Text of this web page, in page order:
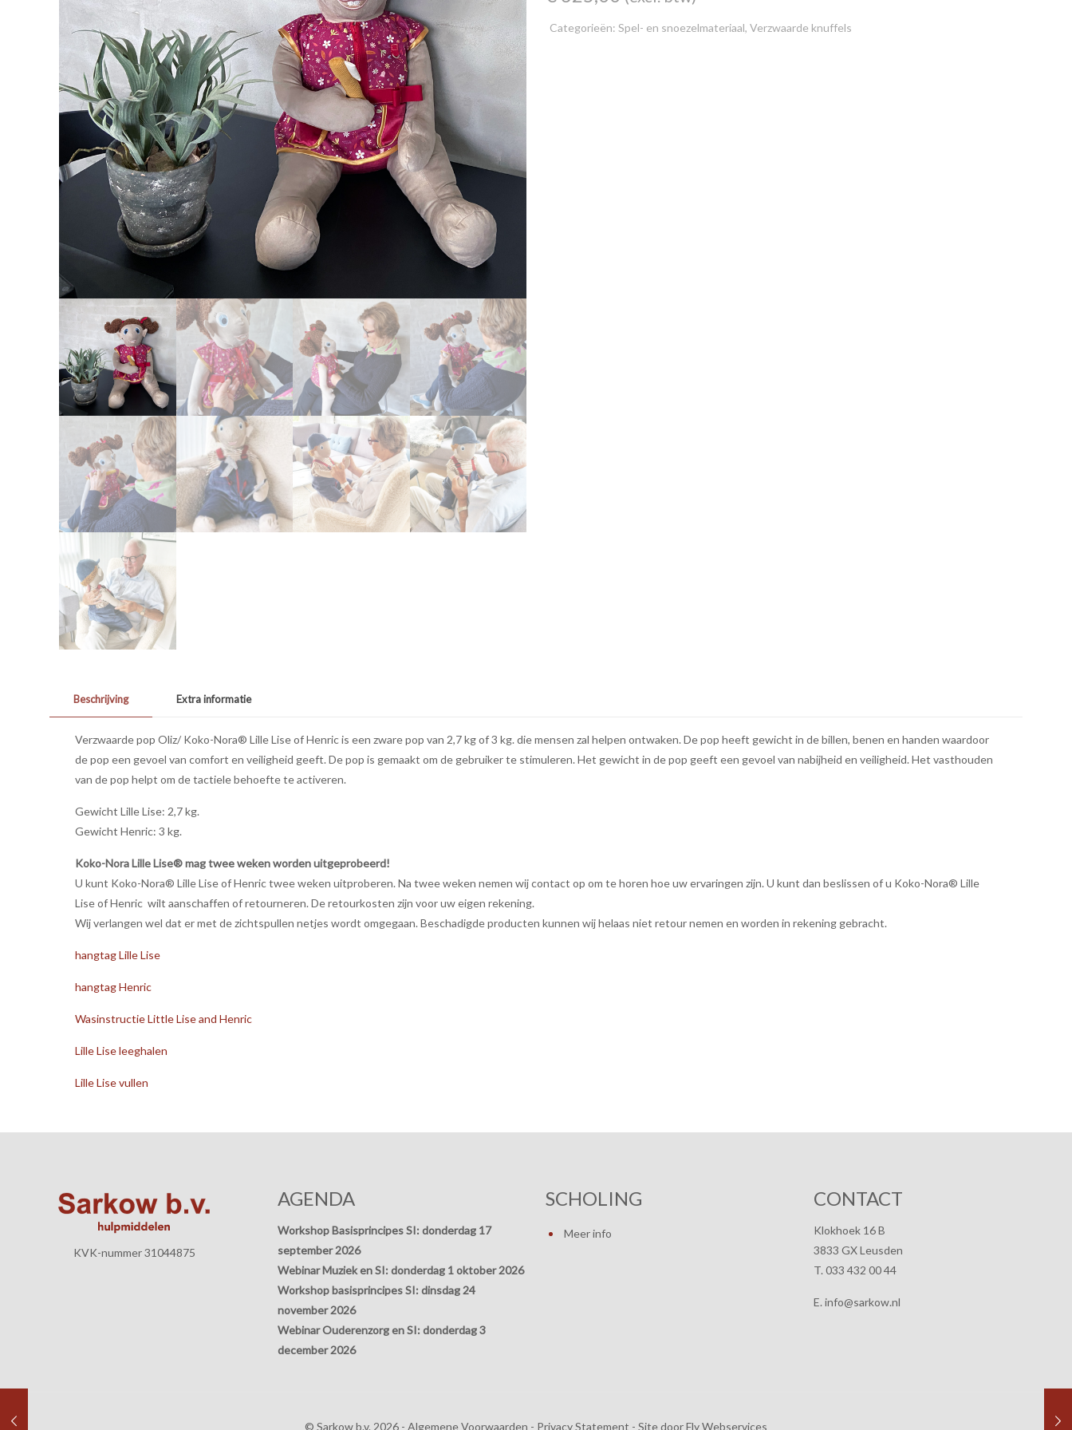
Categorieën: Spel- en snoezelmateriaal, Verzwaarde knuffels
Beschrijving Extra informatie
Verzwaarde pop Oliz/ Koko-Nora® Lille Lise of Henric is een zware pop van 2,7 kg of 3 kg. die mensen zal helpen ontwaken. De pop heeft gewicht in de billen, benen en handen waardoor
de pop een gevoel van comfort en veiligheid geeft. De pop is gemaakt om de gebruiker te stimuleren. Het gewicht in de pop geeft een gevoel van nabijheid en veiligheid. Het vasthouden
van de pop helpt om de tactiele behoefte te activeren.
Gewicht Lille Lise: 2,7 kg.
Gewicht Henric: 3 kg.
Koko-Nora Lille Lise® mag twee weken worden uitgeprobeerd!
U kunt Koko-Nora® Lille Lise of Henric twee weken uitproberen. Na twee weken nemen wij contact op om te horen hoe uw ervaringen zijn. U kunt dan beslissen of u Koko-Nora® Lille
Lise of Henric wilt aanschaffen of retourneren. De retourkosten zijn voor uw eigen rekening.
Wij verlangen wel dat er met de zichtspullen netjes wordt omgegaan. Beschadigde producten kunnen wij helaas niet retour nemen en worden in rekening gebracht.
hangtag Lille Lise
hangtag Henric
Wasinstructie Little Lise and Henric
Lille Lise leeghalen
Lille Lise vullen
KVK-nummer 31044875
AGENDA
Workshop Basisprincipes SI: donderdag 17
september 2026
Webinar Muziek en SI: donderdag 1 oktober 2026
Workshop basisprincipes SI: dinsdag 24
november 2026
Webinar Ouderenzorg en SI: donderdag 3
december 2026
SCHOLING
Meer info
CONTACT
Klokhoek 16 B
3833 GX Leusden
T. 033 432 00 44
E. info@sarkow.nl
© Sarkow b.v. 2026 - Algemene Voorwaarden - Privacy Statement - Site doorFly Webservices